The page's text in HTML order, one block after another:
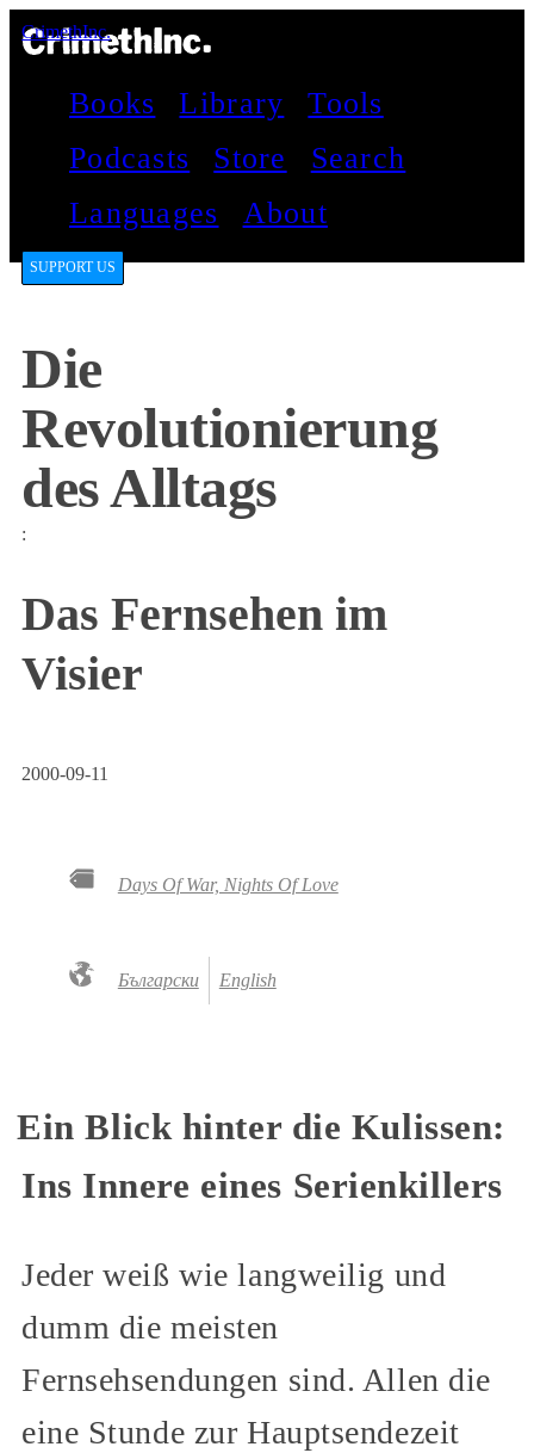
CrimethInc.
Books Library
Tools
Podcasts
Store
Search
Languages
About
SUPPORT US
Die
Revolutionierung
des Alltags
:
Das Fernsehen im
Visier
2000-09-11
Days Of War, Nights Of Love
Български English
Ein Blick hinter die Kulissen:
Ins Innere eines Serienkillers
Jeder weiß wie langweilig und
dumm die meisten
Fernsehsendungen sind. Allen die
eine Stunde zur Hauptsendezeit